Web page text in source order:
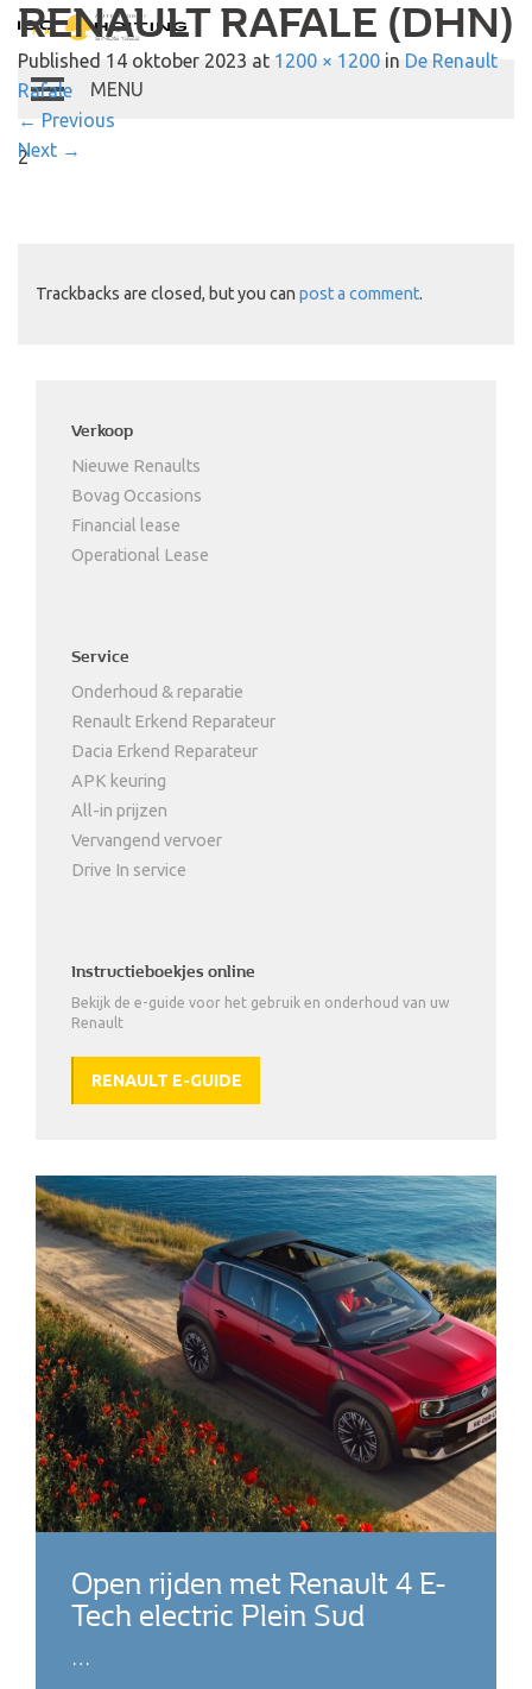
Autobedrijf Hoiting
Toggle
navigation
RENAULT RAFALE (DHN)
Published 14 oktober 2023 at 1200 × 1200 in De Renault
Rafale
← Previous
Next →
2
Trackbacks are closed, but you can post a comment.
Verkoop
Nieuwe Renaults
Bovag Occasions
Financial lease
Operational Lease
Service
Onderhoud & reparatie
Renault Erkend Reparateur
Dacia Erkend Reparateur
APK keuring
All-in prijzen
Vervangend vervoer
Drive In service
Instructieboekjes online
Bekijk de e-guide voor het gebruik en onderhoud van uw
Renault
RENAULT E-GUIDE
Open rijden met Renault 4 E-
Tech electric Plein Sud
…